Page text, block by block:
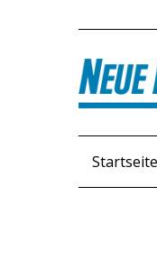
Startseite